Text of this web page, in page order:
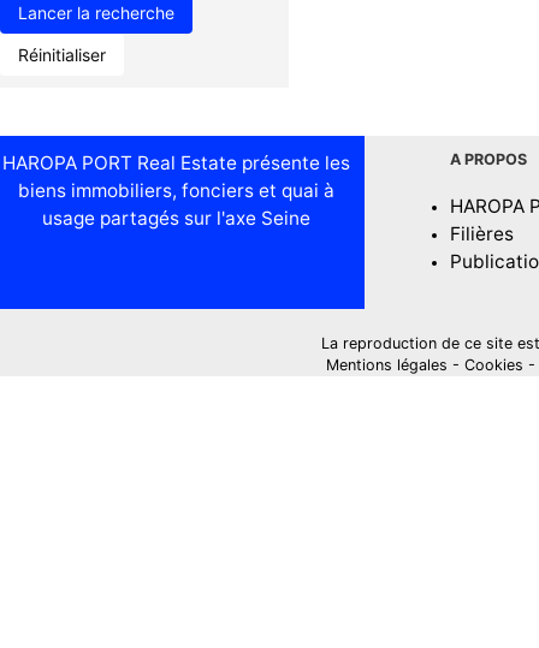
Réinitialiser
HAROPA PORT Real Estate présente les
biens immobiliers, fonciers et quai à
usage partagés sur l'axe Seine
A PROPOS
HAROPA
Filières
La reproduction de ce site
Mentions légales - Cookies -